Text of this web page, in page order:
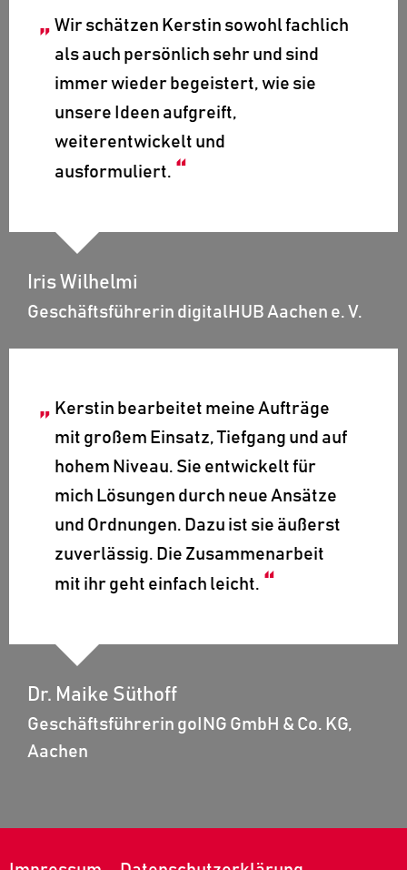
Wir schätzen Kerstin sowohl fachlich
als auch persönlich sehr und sind
immer wieder begeistert, wie sie
unsere Ideen aufgreift,
weiterentwickelt und
ausformuliert.
Iris Wilhelmi
Geschäftsführerin digitalHUB Aachen e. V.
Kerstin bearbeitet meine Aufträge
mit großem Einsatz, Tiefgang und auf
hohem Niveau. Sie entwickelt für
mich Lösungen durch neue Ansätze
und Ordnungen. Dazu ist sie äußerst
zuverlässig. Die Zusammenarbeit
mit ihr geht einfach leicht.
Dr. Maike Süthoff
Geschäftsführerin goING GmbH & Co. KG,
Aachen